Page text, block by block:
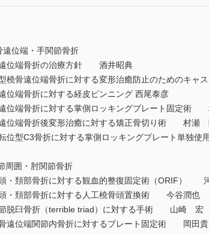
位端・手関節骨折
位端骨折の治療方針 酒井昭典
橈骨遠位端骨折に対する変形治癒防止のためのキ
位端骨折に対する経皮ピンニング 西尾泰彦
位端骨折に対する掌側ロッキングプレート固定術
位端骨折後変形治癒に対する矯正骨切り術 村瀬
位型C3骨折に対する掌側ロッキングプレート単独
周囲・肘関節骨折
・頚部骨折に対する観血的整復固定術（ORIF）
・頚部骨折に対する人工橈骨頭置換術 今谷潤也
脱臼骨折（terrible triad）に対する手術 山崎 宏
遠位端関節内骨折に対するプレート固定術 岡田